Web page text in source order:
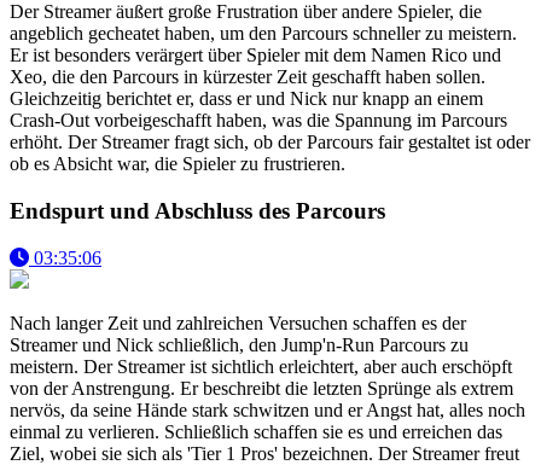
Der Streamer äußert große Frustration über andere Spieler, die
angeblich gecheatet haben, um den Parcours schneller zu meistern.
Er ist besonders verärgert über Spieler mit dem Namen Rico und
Xeo, die den Parcours in kürzester Zeit geschafft haben sollen.
Gleichzeitig berichtet er, dass er und Nick nur knapp an einem
Crash-Out vorbeigeschafft haben, was die Spannung im Parcours
erhöht. Der Streamer fragt sich, ob der Parcours fair gestaltet ist oder
ob es Absicht war, die Spieler zu frustrieren.
Endspurt und Abschluss des Parcours
03:35:06
Nach langer Zeit und zahlreichen Versuchen schaffen es der
Streamer und Nick schließlich, den Jump'n-Run Parcours zu
meistern. Der Streamer ist sichtlich erleichtert, aber auch erschöpft
von der Anstrengung. Er beschreibt die letzten Sprünge als extrem
nervös, da seine Hände stark schwitzen und er Angst hat, alles noch
einmal zu verlieren. Schließlich schaffen sie es und erreichen das
Ziel, wobei sie sich als 'Tier 1 Pros' bezeichnen. Der Streamer freut